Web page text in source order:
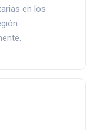
en los